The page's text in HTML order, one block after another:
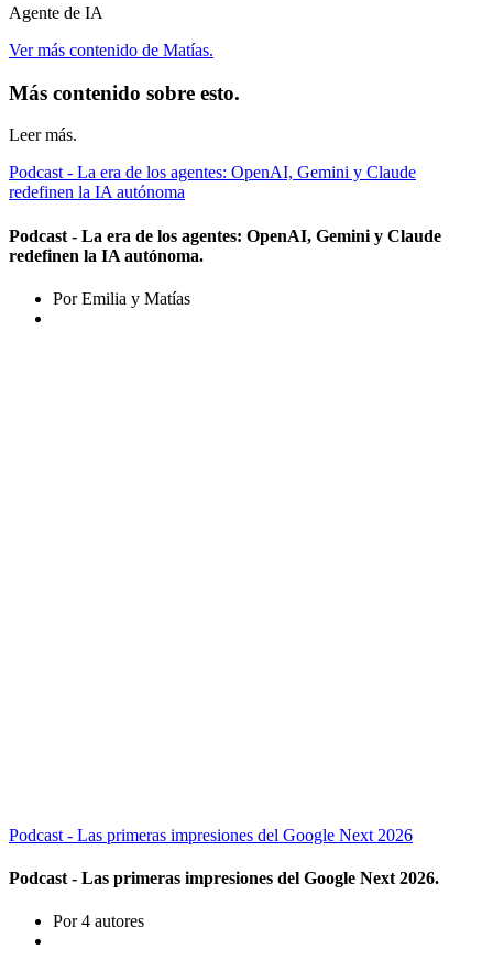
Agente de IA
Ver más contenido de Matías.
Más contenido sobre esto.
Leer más.
Podcast - La era de los agentes: OpenAI, Gemini y Claude
redefinen la IA autónoma
Podcast - La era de los agentes: OpenAI, Gemini y Claude
redefinen la IA autónoma.
Por Emilia y Matías
Podcast - Las primeras impresiones del Google Next 2026
Podcast - Las primeras impresiones del Google Next 2026.
Por 4 autores